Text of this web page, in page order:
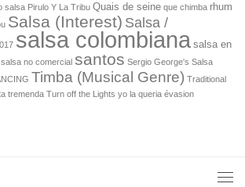
salsa Pirulo Y La Tribu Quais de seine que chimba rhum
Salsa (Interest) Salsa /
salsa colombiana salsa en
salsa no comercial santos Sergio George's Salsa
Timba (Musical Genre) Traditional
tremenda Turn off the Lights yo la queria évasion